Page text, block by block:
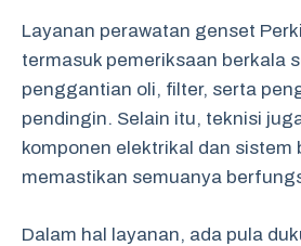
Layanan perawatan genset
termasuk pemeriksaan berkala
penggantian oli, filter, serta
pendingin. Selain itu, teknisi
komponen elektrikal dan sistem
memastikan semuanya
Dalam hal layanan, ada pula